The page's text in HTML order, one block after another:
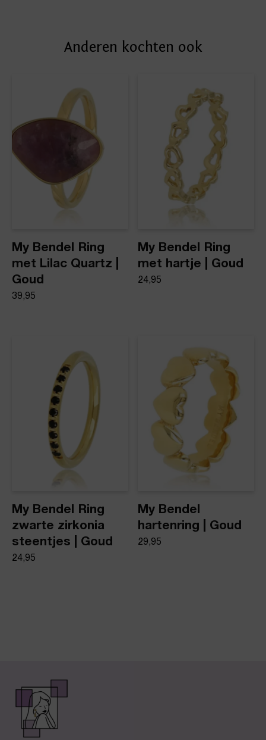
Product stijl
Ringen
afleveradres. Voor geplaatste bestellingen geldt bij
Anderen kochten ook
My Bendel Ring
met Lilac Quartz |
Goud
39,95
My Bendel Ring
met hartje | Goud
24,95
My Bendel Ring
zwarte zirkonia
steentjes | Goud
24,95
My Bendel
hartenring | Goud
29,95